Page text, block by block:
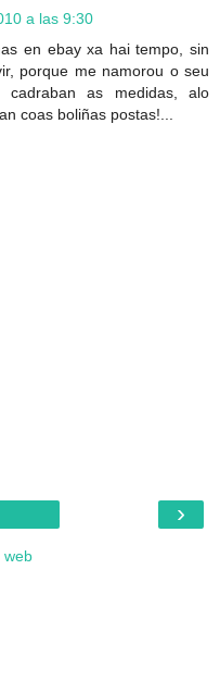
a las 9:30
en ebay xa hai tempo, sin
porque me namorou o seu
cadraban as medidas, alo
coas boliñas postas!...
›
web